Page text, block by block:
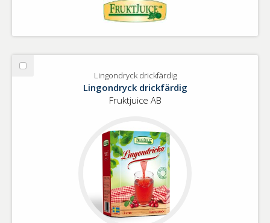
Välj
Lingondryck drickfärdig
Lingondryck drickfärdig
Fruktjuice AB